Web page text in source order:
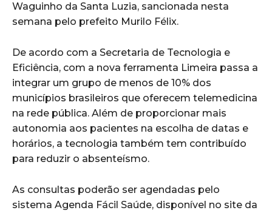
Waguinho da Santa Luzia, sancionada nesta
semana pelo prefeito Murilo Félix.
De acordo com a Secretaria de Tecnologia e
Eficiência, com a nova ferramenta Limeira passa a
integrar um grupo de menos de 10% dos
municípios brasileiros que oferecem telemedicina
na rede pública. Além de proporcionar mais
autonomia aos pacientes na escolha de datas e
horários, a tecnologia também tem contribuído
para reduzir o absenteísmo.
As consultas poderão ser agendadas pelo
sistema Agenda Fácil Saúde, disponível no site da